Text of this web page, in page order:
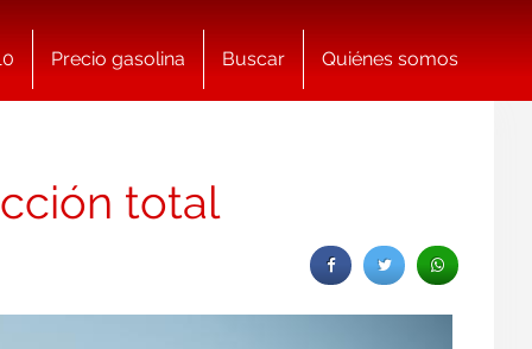
Precio gasolina Buscar Quiénes somos
total